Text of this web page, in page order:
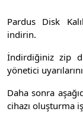
Pardus Disk
indirin.
İndirdiğiniz zip
yönetici
Daha sonra
cihazı oluşturma